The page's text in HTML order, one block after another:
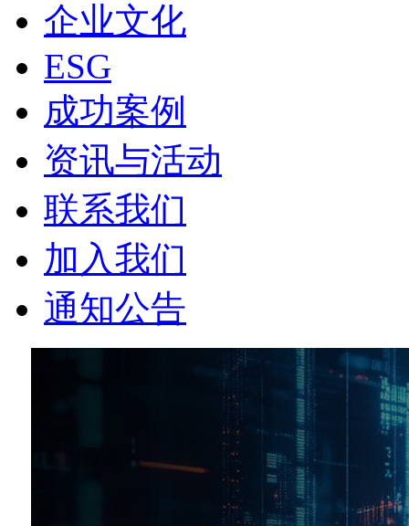
企业文化
ESG
成功案例
资讯与活动
联系我们
加入我们
通知公告